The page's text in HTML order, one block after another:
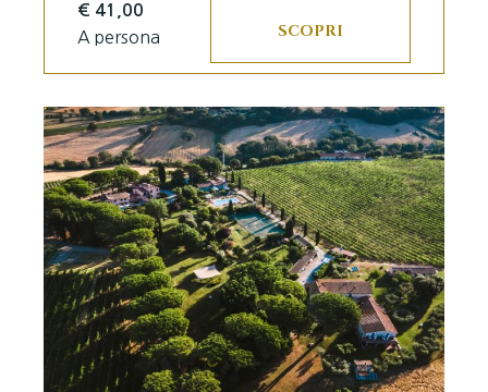
€ 41,00
A persona SCOPRI